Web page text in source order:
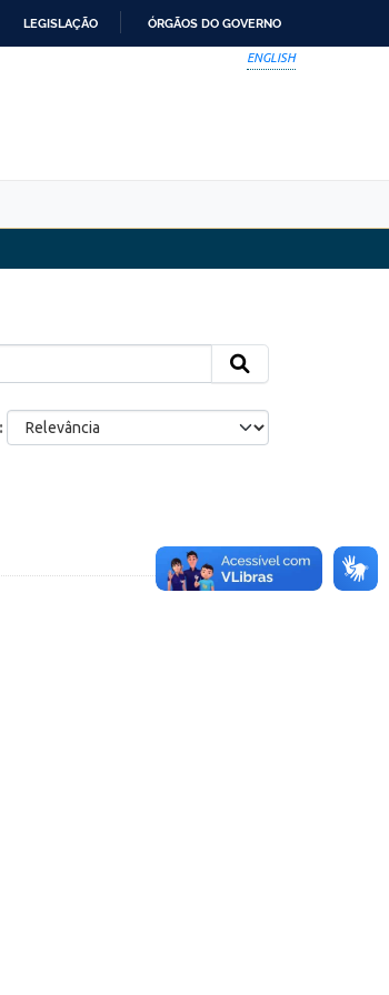
LEGISLAÇÃO ÓRGÃOS DO GOVERNO
ENGLISH